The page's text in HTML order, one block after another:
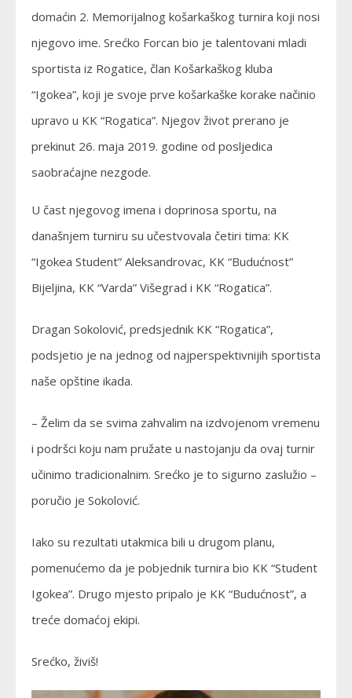
domaćin 2. Memorijalnog košarkaškog turnira koji nosi
njegovo ime. Srećko Forcan bio je talentovani mladi
sportista iz Rogatice, član Košarkaškog kluba
“Igokea”, koji je svoje prve košarkaške korake načinio
upravo u KK “Rogatica”. Njegov život prerano je
prekinut 26. maja 2019. godine od posljedica
saobraćajne nezgode.
U čast njegovog imena i doprinosa sportu, na
današnjem turniru su učestvovala četiri tima: KK
“Igokea Student” Aleksandrovac, KK “Budućnost”
Bijeljina, KK “Varda” Višegrad i KK “Rogatica”.
Dragan Sokolović, predsjednik KK “Rogatica”,
podsjetio je na jednog od najperspektivnijih sportista
naše opštine ikada.
– Želim da se svima zahvalim na izdvojenom vremenu
i podršci koju nam pružate u nastojanju da ovaj turnir
učinimo tradicionalnim. Srećko je to sigurno zaslužio –
poručio je Sokolović.
Iako su rezultati utakmica bili u drugom planu,
pomenućemo da je pobjednik turnira bio KK “Student
Igokea”. Drugo mjesto pripalo je KK “Budućnost”, a
treće domaćoj ekipi.
Srećko, živiš!